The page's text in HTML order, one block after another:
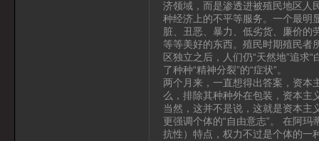
济领域，而是渗透进被殖民地区人
种经济上的不平等服务。一个最明
脏、丑恶、暴力、低劣货、廉价的
等等美好的东西。殖民时期殖民者
区独立之后，人们仍“天然地”追求
了种种“精神分裂”的“症状”。
两个月来，一直想得出答案，资本
么，排除其种种外在包装，资本主
当然，这并不是说，这就是资本主
更强调个体的“自由意志”。 在阿
抗性）特点，权力不过是个体的一